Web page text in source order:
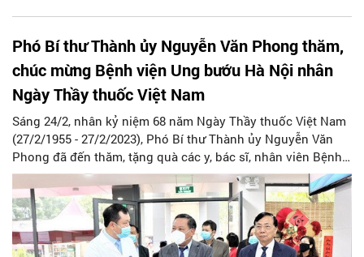
Phó Bí thư Thành ủy Nguyễn Văn Phong thăm,
chúc mừng Bệnh viện Ung bướu Hà Nội nhân
Ngày Thầy thuốc Việt Nam
Sáng 24/2, nhân kỷ niệm 68 năm Ngày Thầy thuốc Việt Nam
(27/2/1955 - 27/2/2023), Phó Bí thư Thành ủy Nguyễn Văn
Phong đã đến thăm, tặng quà các y, bác sĩ, nhân viên Bệnh
viện Ung bướu Hà Nội (số 42A, Thanh Nhàn, quận Hai Bà
Trưng). Tham gia Đoàn có đại diện Ban Tổ chức, Văn phòng
Thành ủy và lãnh đạo quận Hai Bà Trưng.